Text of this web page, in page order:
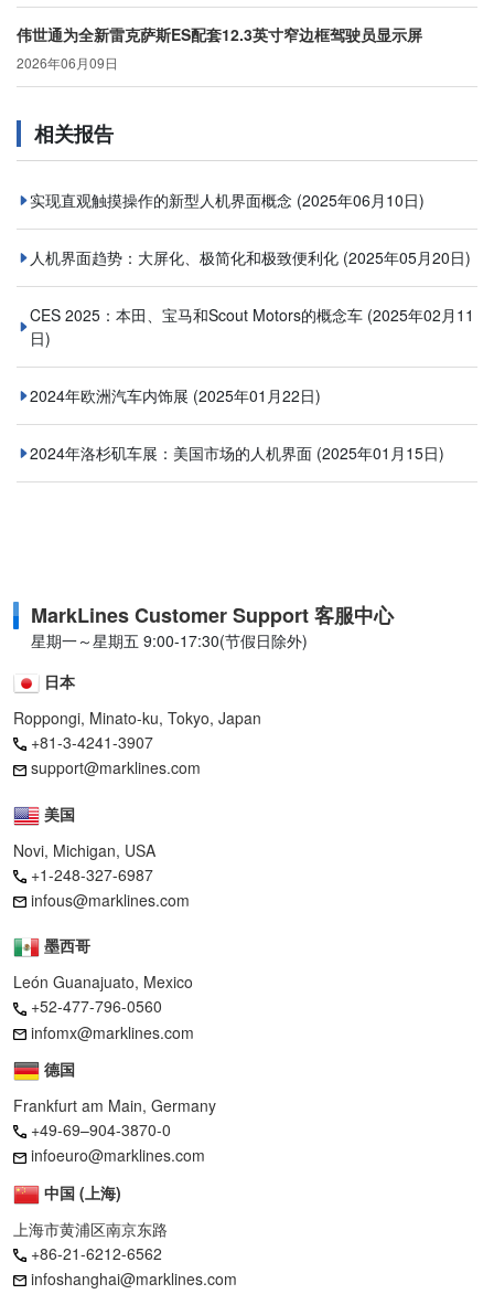
伟世通为全新雷克萨斯ES配套12.3英寸窄边框驾驶员显示屏
2026年06月09日
相关报告
实现直观触摸操作的新型人机界面概念 (2025年06月10日)
人机界面趋势：大屏化、极简化和极致便利化 (2025年05月20日)
CES 2025：本田、宝马和Scout Motors的概念车 (2025年02月11
日)
2024年欧洲汽车内饰展 (2025年01月22日)
2024年洛杉矶车展：美国市场的人机界面 (2025年01月15日)
MarkLines Customer Support 客服中心
星期一～星期五 9:00-17:30(节假日除外)
日本
Roppongi, Minato-ku, Tokyo, Japan
+81-3-4241-3907
support@marklines.com
美国
Novi, Michigan, USA
+1-248-327-6987
infous@marklines.com
墨西哥
León Guanajuato, Mexico
+52-477-796-0560
infomx@marklines.com
德国
Frankfurt am Main, Germany
+49-69–904-3870-0
infoeuro@marklines.com
中国 (上海)
上海市黄浦区南京东路
+86-21-6212-6562
infoshanghai@marklines.com